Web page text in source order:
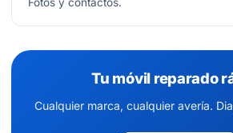
Tu móvil reparado
Cualquier marca, cualquier avería.